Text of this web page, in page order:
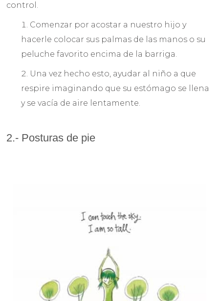
control.
Comenzar por acostar a nuestro hijo y
hacerle colocar sus palmas de las manos o su
peluche favorito encima de la barriga.
Una vez hecho esto, ayudar al niño a que
respire imaginando que su estómago se llena
y se vacía de aire lentamente.
2.- Posturas de pie